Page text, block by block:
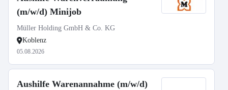
(m/w/d) Minijob
Müller Holding GmbH & Co. KG
Koblenz
05.08.2026
Aushilfe Warenannahme (m/w/d)